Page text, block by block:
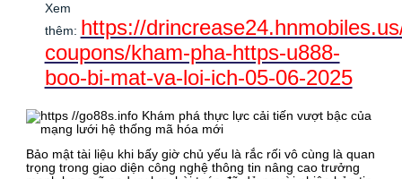
Xem
thêm: https://
coupons/kham-pha-https-u888-
boo-bi-mat-va-loi-ich-05-06-2025
Bảo mật tài liệu khi bấy giờ chủ yếu là rắc rối vô cùng là quan
trọng trong giao diện công nghệ thông tin nâng cao trưởng